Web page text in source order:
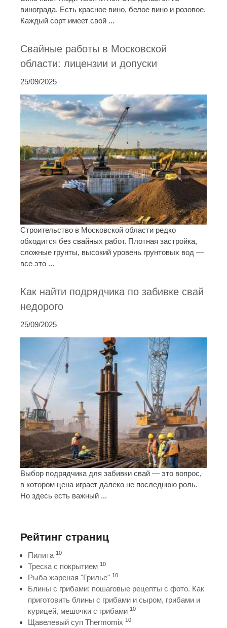
винограда. Есть красное вино, белое вино и розовое.
Каждый сорт имеет свой ...
Свайные работы в Московской
области: лицензии и допуски
25/09/2025
Строительство в Московской области редко
обходится без свайных работ. Плотная застройка,
сложные грунты, высокий уровень грунтовых вод —
все это ...
Как найти подрядчика по забивке свай
недорого
25/09/2025
Выбор подрядчика для забивки свай — это вопрос,
в котором цена играет далеко не последнюю роль.
Но здесь есть важный ...
Рейтинг страниц
Пилита 10
Треска с покрытием 10
Рыба жареная "Грилье" 10
Блины с грибами: пошаговые рецепты с фото. Как
приготовить блины с грибами и сыром, грибами и
курицей, мешочки с грибами 10
Щавелевый суп Thermomix 10